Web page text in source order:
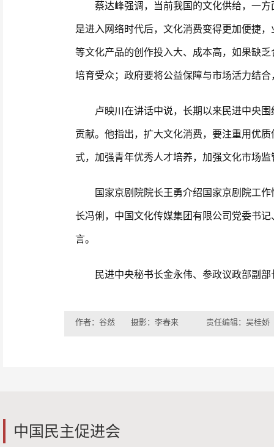
蔡达峰强调，当前我国的文化供给，一方
是进入网络时代后，文化消费变得更加便捷
等文化产品的创作投入大、成本高，如果缺
培育受众；政府要将公益保障与市场活力结
卢映川在讲话中说，长期以来民进中央围
贡献。他指出，扩大文化消费，要注重用优
式，加强青年优秀人才培养，加强文化市场
国家京剧院院长王勇介绍国家京剧院工作
长冯俐，中国文化传媒集团有限公司党委书
言。
民进中央秘书长金永伟、参政议政部副部
作者：谷然 摄影：李春来 责任编辑：吴桂娇
中国民主促进会